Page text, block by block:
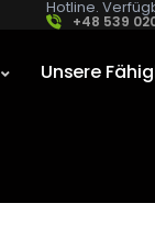
Hotline.
+48 539
Unsere